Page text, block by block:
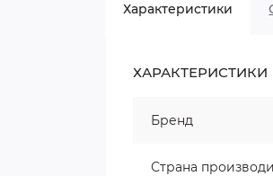
Характеристики
ХАРАКТЕРИСТИКИ
Бренд
Страна